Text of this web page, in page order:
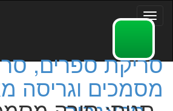
Toggle
navigation
סריקת ספרים,
מסמכים וגריסה